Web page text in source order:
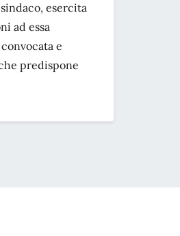
esercita
ad essa
e
predispone